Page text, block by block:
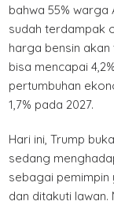
bahwa 55%
sudah terdampak
harga bensin akan
bisa mencapai
pertumbuhan
1,7% pada 2027.
Hari ini, Trump
sedang
sebagai pemimpin
dan ditakuti